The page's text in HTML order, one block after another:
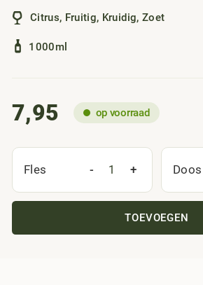
Citrus, Fruitig, Kruidig, Zoet
1000ml
7,95 op voorraad
Fles - +
TOEVOEGEN